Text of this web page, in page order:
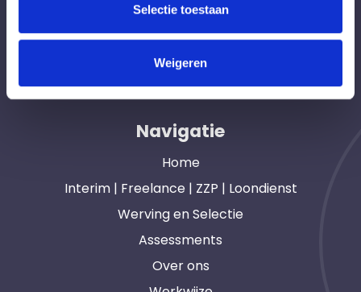
Selectie toestaan
Weigeren
professionals in heel Nederland. Ook loondienst.
Navigatie
Home
Interim | Freelance | ZZP | Loondienst
Werving en Selectie
Assessments
Over ons